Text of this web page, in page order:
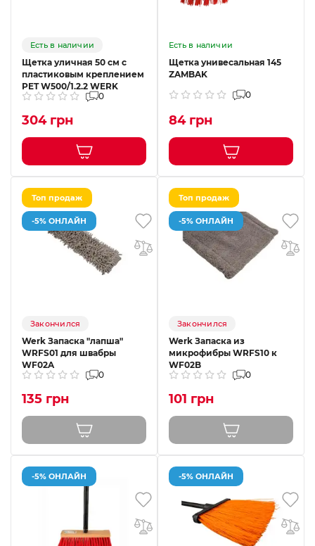
Есть в наличии
Щетка уличная 50 см с
пластиковым креплением
PET W500/1.2.2 WERK
0
304 грн
Есть в наличии
Щетка унивесальная 145
ZAMBAK
0
84 грн
Топ продаж
-5% ОНЛАЙН
Закончился
Werk Запаска "лапша"
WRFS01 для швабры
WF02A
0
135 грн
Топ продаж
-5% ОНЛАЙН
Закончился
Werk Запаска из
микрофибры WRFS10 к
WF02B
0
101 грн
-5% ОНЛАЙН -5% ОНЛАЙН